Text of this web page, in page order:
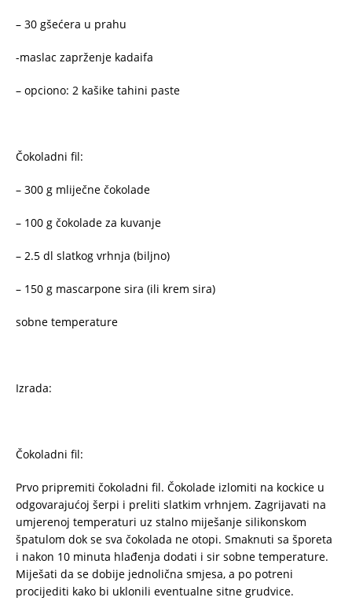
– 30 gšećera u prahu
-maslac zaprženje kadaifa
– opciono: 2 kašike tahini paste
Čokoladni fil:
– 300 g mliječne čokolade
– 100 g čokolade za kuvanje
– 2.5 dl slatkog vrhnja (biljno)
– 150 g mascarpone sira (ili krem sira)
sobne temperature
Izrada:
Čokoladni fil:
Prvo pripremiti čokoladni fil. Čokolade izlomiti na kockice u
odgovarajućoj šerpi i preliti slatkim vrhnjem. Zagrijavati na
umjerenoj temperaturi uz stalno miješanje silikonskom
špatulom dok se sva čokolada ne otopi. Smaknuti sa šporeta
i nakon 10 minuta hlađenja dodati i sir sobne temperature.
Miješati da se dobije jednolična smjesa, a po potreni
procijediti kako bi uklonili eventualne sitne grudvice.